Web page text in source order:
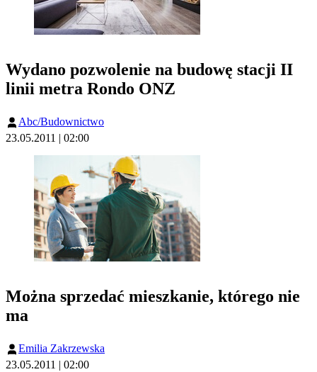
Wydano pozwolenie na budowę stacji II
linii metra Rondo ONZ
Abc/Budownictwo
23.05.2011 | 02:00
Można sprzedać mieszkanie, którego nie
ma
Emilia Zakrzewska
23.05.2011 | 02:00